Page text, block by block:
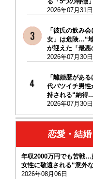
2026年07月31日
「彼氏の飲み
女」は危険…“
が迎えた「最悪
2026年07月30日
「離婚歴があ
代バツイチ男
持される“納得...
2026年07月30日
恋愛・結
年収2000万円でも苦戦…
女性に敬遠される“意外
2026年08月06日